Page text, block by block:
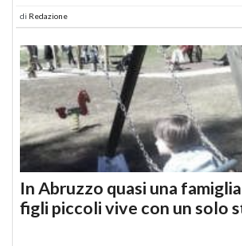
di Redazione
In Abruzzo quasi una
figli piccoli vive con un solo